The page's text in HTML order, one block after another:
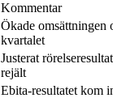
Kommentar
Ökade omsättningen
kvartalet
Justerat
rejält
Ebita-resultatet kom